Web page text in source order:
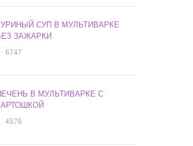
СУП В МУЛЬТИВАРКЕ
ЗАЖАРКИ
6747
В МУЛЬТИВАРКЕ С
4576